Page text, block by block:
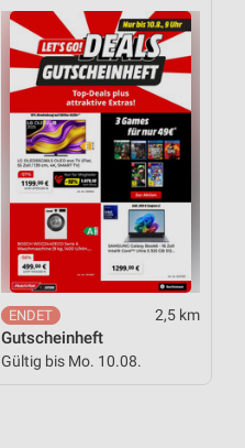
2,5 km
Gutscheinheft
Gültig bis Mo. 10.08.